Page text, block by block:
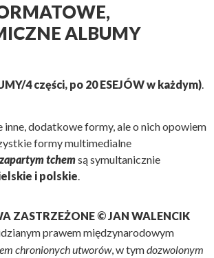
ALBUMY
4 części, po 20 ESEJÓW w każdym).
inne, dodatkowe formy, ale o nich opowiem
formy multimedialne
tchemsą symultanicznie
i polskie
ZASTRZEŻONE © JAN WALENCIK
prawem międzynarodowym
chronionych utworów, w tymdozwolonym